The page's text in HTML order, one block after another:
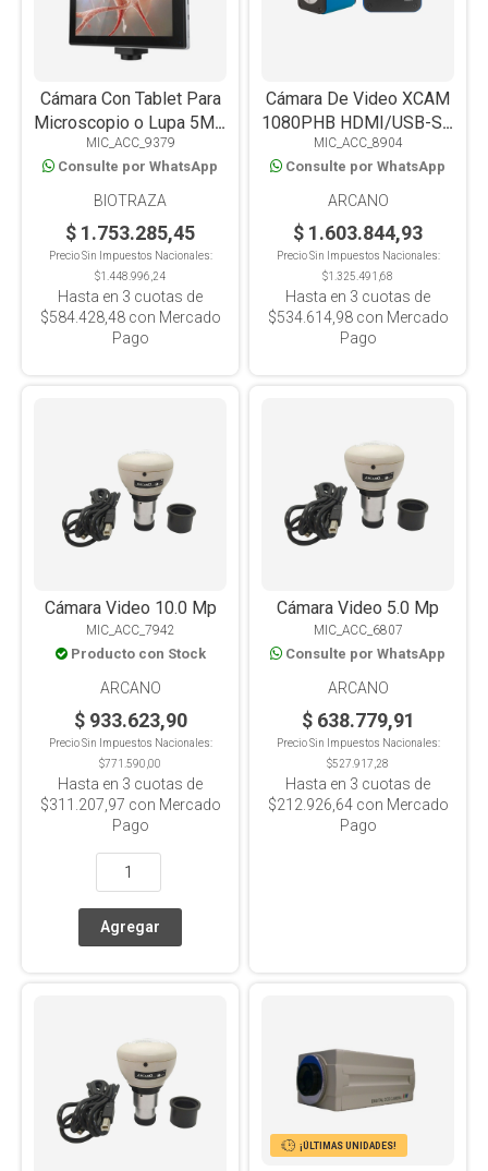
Cámara Con Tablet Para
Microscopio o Lupa 5MP
Scopepad LX97
MIC_ACC_9379
Consulte por WhatsApp
BIOTRAZA
$ 1.753.285,45
Precio Sin Impuestos Nacionales:
$1.448.996,24
Hasta en 3 cuotas de
$584.428,48con Mercado
Pago
Cámara De Video XCAM
1080PHB HDMI/USB-SD
5.0 Mp
MIC_ACC_8904
Consulte por WhatsApp
ARCANO
$ 1.603.844,93
Precio Sin Impuestos Nacionales:
$1.325.491,68
Hasta en 3 cuotas de
$534.614,98con Mercado
Pago
Cámara Video 10.0 Mp
MIC_ACC_7942
Producto con Stock
ARCANO
$ 933.623,90
Precio Sin Impuestos Nacionales:
$771.590,00
Hasta en 3 cuotas de
$311.207,97 con Mercado
Pago
Cámara Video 5.0 Mp
MIC_ACC_6807
Consulte por WhatsApp
ARCANO
$ 638.779,91
Precio Sin Impuestos Nacionales:
$527.917,28
Hasta en 3 cuotas de
$212.926,64con Mercado
Pago
¡ÚLTIMAS UNIDADES!